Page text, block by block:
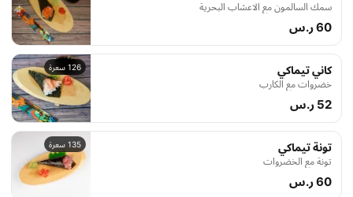
سمك السالمون مع الاعشاب البحرية
60 ر.س
126 سعرة كاني تيماكي
خضروات مع الكارب
52 ر.س
135 سعرة تونة تيماكي
تونة مع الخضروات
60 ر.س